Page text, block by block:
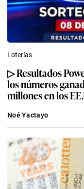
Loterías
▷ Resultados
los números
millones en los
Noé Yactayo